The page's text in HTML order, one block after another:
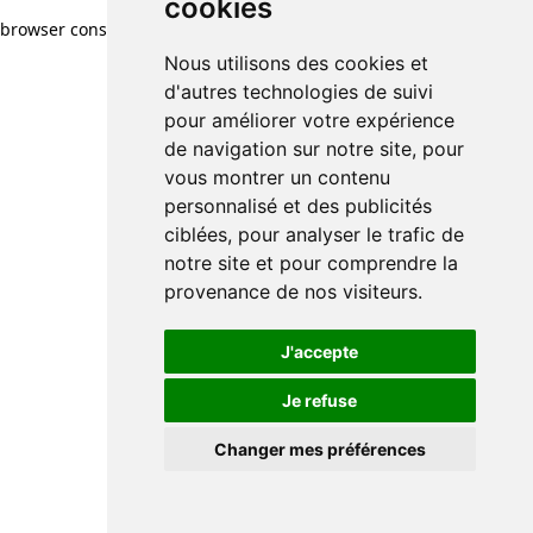
cookies
Nous utilisons des cookies et
d'autres technologies de suivi
pour améliorer votre expérience
de navigation sur notre site, pour
vous montrer un contenu
personnalisé et des publicités
ciblées, pour analyser le trafic de
notre site et pour comprendre la
provenance de nos visiteurs.
J'accepte
Je refuse
Changer mes préférences
browser console for more information)